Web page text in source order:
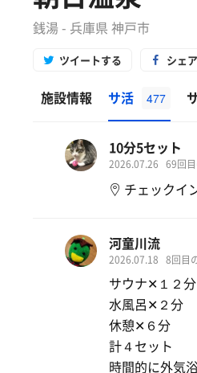
銭湯 - 兵庫県 神戸市
ツイートする シェ
施設情報 サ活 477
10分5セット
2026.07.26 69回
チェックイ
河童川流
2026.07.18 8回目
サウナ✕１２分
水風呂✕２分
休憩✕６分
計４セット
時間的に外気